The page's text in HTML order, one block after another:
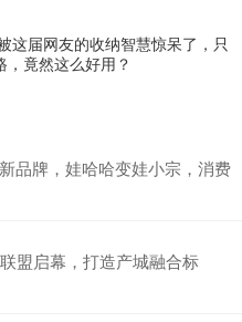
这届网友的收纳智慧惊呆了，只
，竟然这么好用？
品牌，娃哈哈变娃小宗，消费
盟启幕，打造产城融合标